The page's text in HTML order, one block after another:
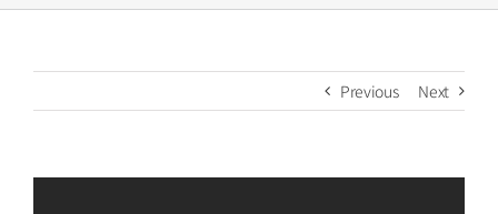
Previous Next